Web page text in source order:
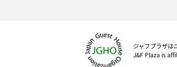
ジャフプラザは
J&F Plaza is